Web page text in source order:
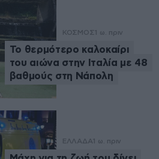
ΚΟΣΜΟΣ 1 ω. πριν
Το θερμότερο καλοκαίρι
του αιώνα στην Ιταλία με 48
βαθμούς στη Νάπολη
ΕΛΛΑΔΑ 1 ω. πριν